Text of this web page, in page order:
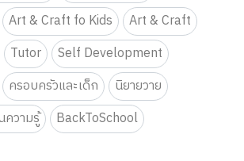
Art & Craft fo Kids
Art & Craft
Tutor
Self Development
ครอบครัวและเด็ก
นิยายวาย
ความรู้
BackToSchool